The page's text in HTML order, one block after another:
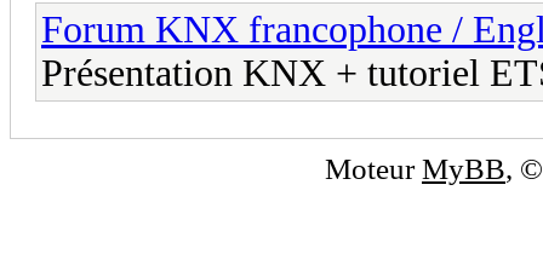
Forum KNX francophone /
Présentation KNX + tutoriel
MoteurMyBB,